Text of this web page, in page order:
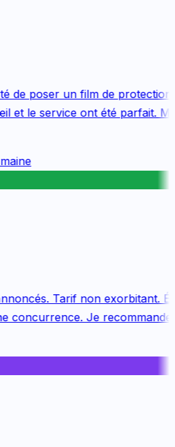
de poser un film de protection
et le service ont été parfait.
Tarif non exorbitant.
concurrence. Je recommande